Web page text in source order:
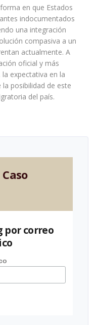
en que Estados
indocumentados
una integración
compasiva a un
actualmente. A
oficial y más
expectativa en la
posibilidad de este
del país.
por correo